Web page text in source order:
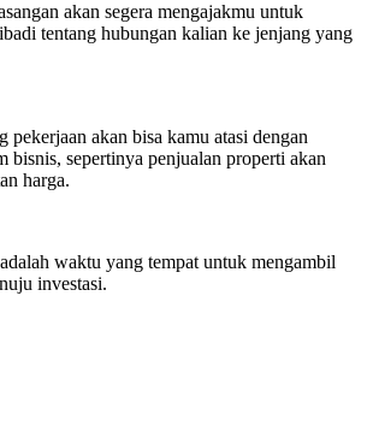
akan segera mengajakmu untuk
tentang hubungan kalian ke jenjang yang
pekerjaan akan bisa kamu atasi dengan
bisnis, sepertinya penjualan properti akan
harga.
waktu yang tempat untuk mengambil
investasi.